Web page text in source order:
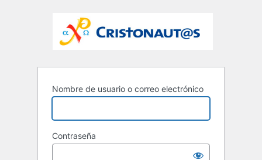
Nombre de usuario o correo electrónico
Contraseña